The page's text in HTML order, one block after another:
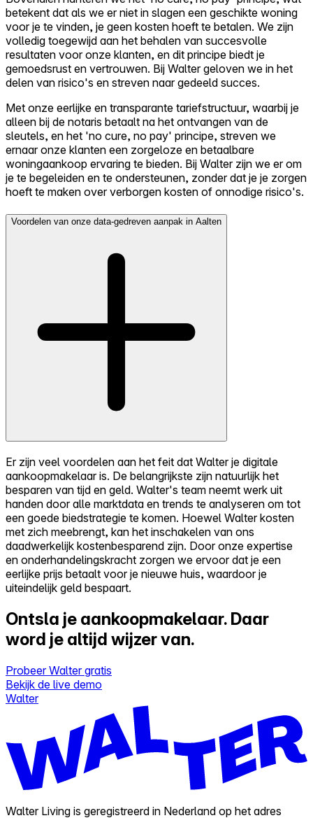
betekent dat als we er niet in slagen een geschikte woning
voor je te vinden, je geen kosten hoeft te betalen. We zijn
volledig toegewijd aan het behalen van succesvolle
resultaten voor onze klanten, en dit principe biedt je
gemoedsrust en vertrouwen. Bij Walter geloven we in het
delen van risico's en streven naar gedeeld succes.
Met onze eerlijke en transparante tariefstructuur, waarbij je
alleen bij de notaris betaalt na het ontvangen van de
sleutels, en het 'no cure, no pay' principe, streven we
ernaar onze klanten een zorgeloze en betaalbare
woningaankoop ervaring te bieden. Bij Walter zijn we er om
je te begeleiden en te ondersteunen, zonder dat je je zorgen
hoeft te maken over verborgen kosten of onnodige risico's.
Voordelen van onze data-gedreven aanpak in Aalten
Er zijn veel voordelen aan het feit dat Walter je digitale
aankoopmakelaar is. De belangrijkste zijn natuurlijk het
besparen van tijd en geld. Walter's team neemt werk uit
handen door alle marktdata en trends te analyseren om tot
een goede biedstrategie te komen. Hoewel Walter kosten
met zich meebrengt, kan het inschakelen van ons
daadwerkelijk kostenbesparend zijn. Door onze expertise
en onderhandelingskracht zorgen we ervoor dat je een
eerlijke prijs betaalt voor je nieuwe huis, waardoor je
uiteindelijk geld bespaart.
Ontsla je aankoopmakelaar. Daar
word je altijd wijzer van.
Probeer Walter gratis
Bekijk de live demo
Walter
Walter Living is geregistreerd in Nederland op het adres